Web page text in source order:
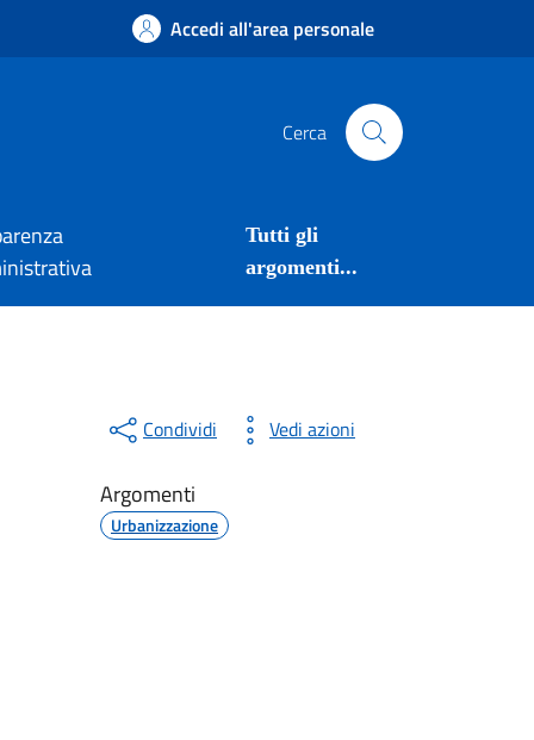
Accedi all'area personale
Cerca
Tutti gli
argomenti...
Condividi Vedi azioni
Argomenti
Urbanizzazione